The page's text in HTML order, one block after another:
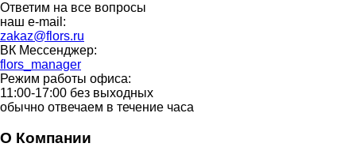
Ответим на все вопросы
наш e-mail:
zakaz@flors.ru
ВК Мессенджер:
flors_manager
Режим работы офиса:
11:00-17:00 без выходных
обычно отвечаем в течение часа
О Компании